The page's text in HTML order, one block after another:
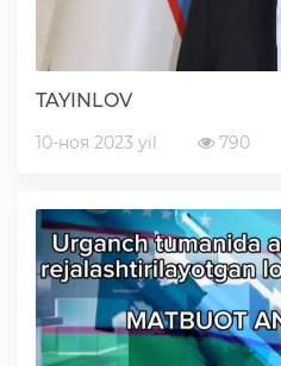
Statistik va tahliliy axborotlar
Aholi bandligini ta'minlash
Rasmiy munosabat
TAYINLOV
10-ноя 2023 yil 790